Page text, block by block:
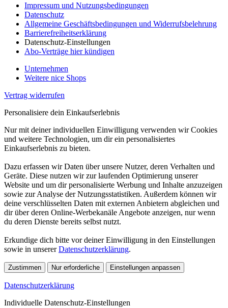
Impressum und Nutzungsbedingungen
Datenschutz
Allgemeine Geschäftsbedingungen und Widerrufsbelehrung
Barrierefreiheitserklärung
Datenschutz-Einstellungen
Abo-Verträge hier kündigen
Unternehmen
Weitere nice Shops
Vertrag widerrufen
Personalisiere dein Einkaufserlebnis
Nur mit deiner individuellen Einwilligung verwenden wir Cookies
und weitere Technologien, um dir ein personalisiertes
Einkaufserlebnis zu bieten.
Dazu erfassen wir Daten über unsere Nutzer, deren Verhalten und
Geräte. Diese nutzen wir zur laufenden Optimierung unserer
Website und um dir personalisierte Werbung und Inhalte anzuzeigen
sowie zur Analyse der Nutzungsstatistiken. Außerdem können wir
deine verschlüsselten Daten mit externen Anbietern abgleichen und
dir über deren Online-Werbekanäle Angebote anzeigen, nur wenn
du deren Dienste bereits selbst nutzt.
Erkundige dich bitte vor deiner Einwilligung in den Einstellungen
sowie in unsererDatenschutzerklärung.
Zustimmen Nur erforderliche Einstellungen anpassen
Datenschutzerklärung
Individuelle Datenschutz-Einstellungen